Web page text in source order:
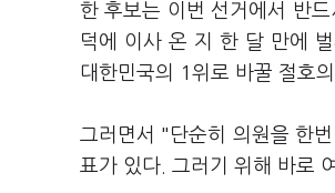
한 후보는 이번 선거에서 반
덕에 이사 온 지 한 달 만에
대한민국의 1위로 바꿀 절호
그러면서 "단순히 의원을 한
표가 있다. 그러기 위해 바로